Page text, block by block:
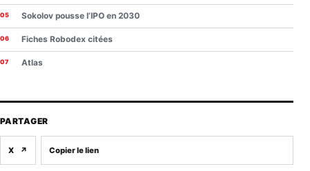
Sokolov pousse l’IPO en 2030
Fiches Robodex citées
Atlas
PARTAGER
X ↗ Copier le lien